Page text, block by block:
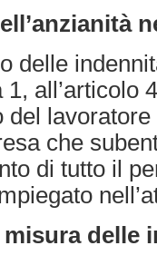
all’articolo
del
che
di tutto il
delle